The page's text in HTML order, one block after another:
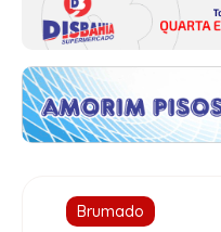
Brumado